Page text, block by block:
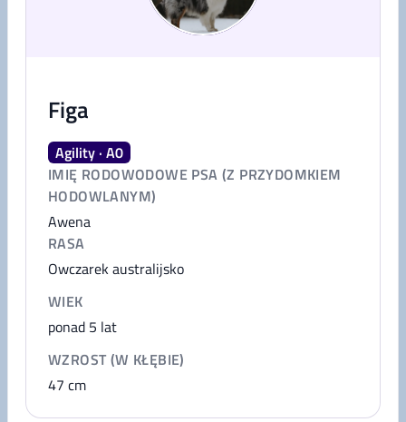
Figa
Agility · A0
IMIĘ RODOWODOWE PSA (Z PRZYDOMKIEM
HODOWLANYM)
Awena
RASA
Owczarek australijsko
WIEK
ponad 5 lat
WZROST (W KŁĘBIE)
47 cm